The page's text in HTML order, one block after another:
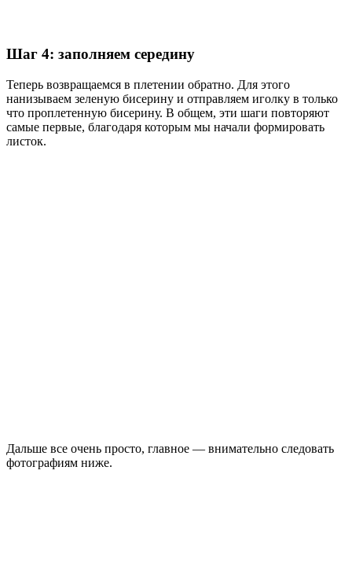
Шаг 4: заполняем середину
Теперь возвращаемся в плетении обратно. Для этого
нанизываем зеленую бисерину и отправляем иголку в только
что проплетенную бисерину. В общем, эти шаги повторяют
самые первые, благодаря которым мы начали формировать
листок.
Дальше все очень просто, главное — внимательно следовать
фотографиям ниже.